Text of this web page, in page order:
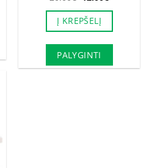
price
was:
20.00€.
price
is:
Į KREPŠELĮ
PALYGINTI